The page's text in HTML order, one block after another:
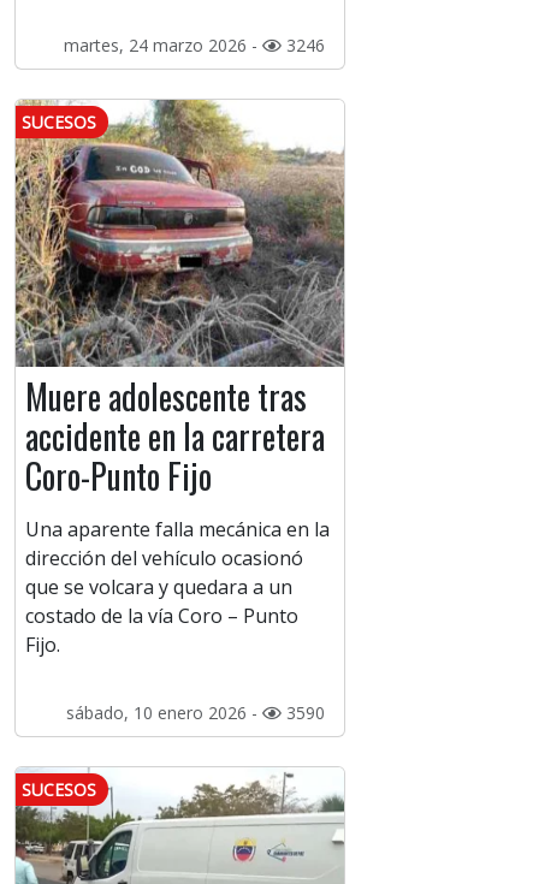
martes, 24 marzo 2026 - 3246
SUCESOS
Muere adolescente tras
accidente en la carretera
Coro-Punto Fijo
Una aparente falla mecánica en la
dirección del vehículo ocasionó
que se volcara y quedara a un
costado de la vía Coro – Punto
Fijo.
sábado, 10 enero 2026 - 3590
SUCESOS